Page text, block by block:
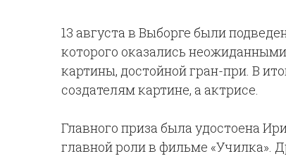
13 августа в Выборге были
которого оказались
картины, достойной гран-при. В
создателям картине, а актрисе.
Главного приза была удостоена
главной роли в фильме «Училка».